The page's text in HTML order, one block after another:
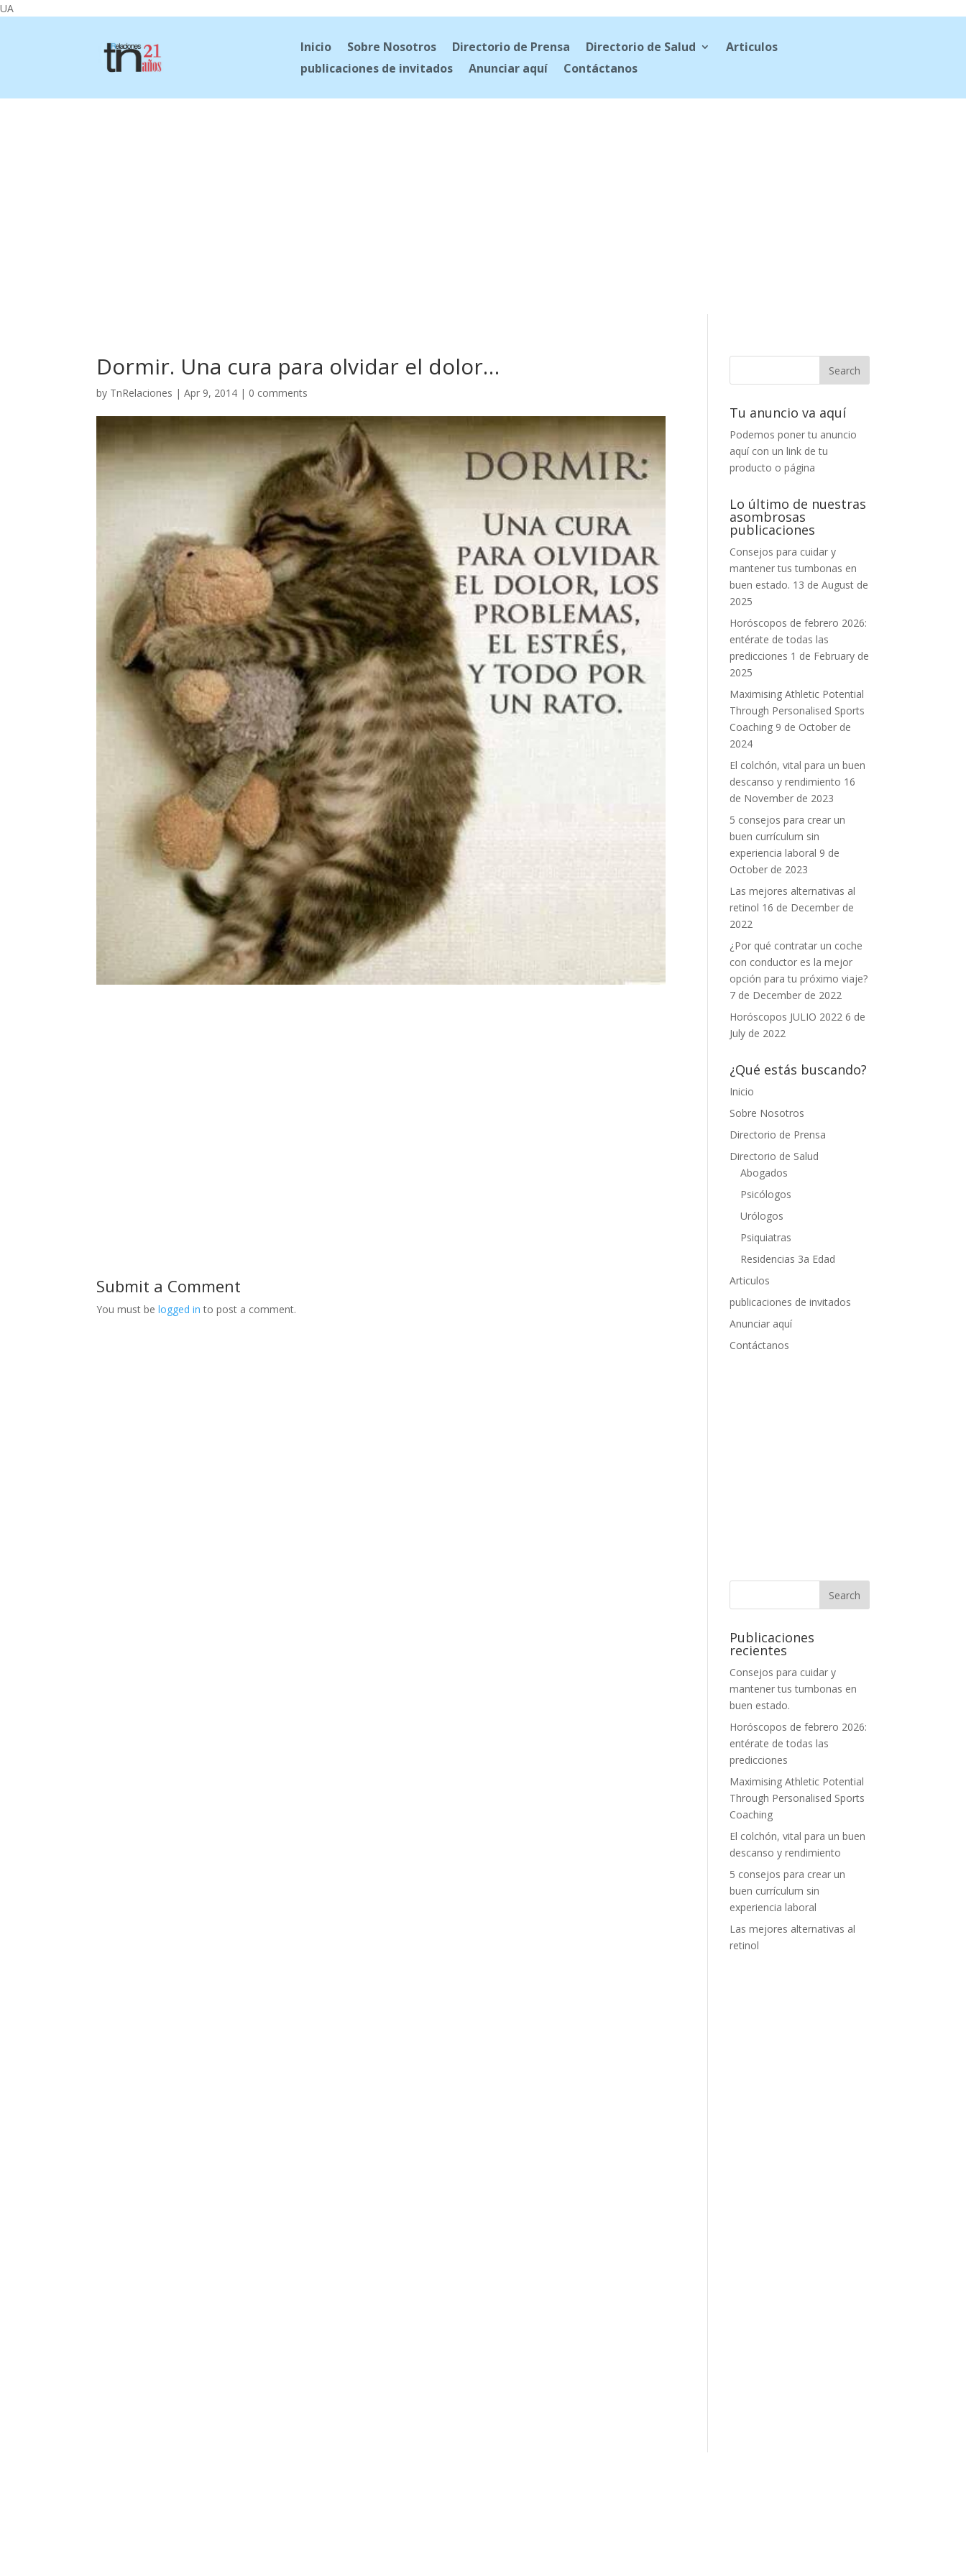
UA
Inicio Sobre Nosotros Directorio de Prensa Directorio de Salud
Articulos
publicaciones de invitados
Anunciar aquí Contáctanos
Dormir. Una cura para olvidar el dolor…
by TnRelaciones |Apr 9, 2014 | 0 comments
Submit a Comment
You must belogged in to post a comment.
Tu anuncio va aquí
Podemos poner tu anuncio
aquí con un link de tu
producto o página
Lo último de nuestras
asombrosas
publicaciones
Consejos para cuidar y
mantener tus tumbonas en
buen estado. 13 de August de
2025
Horóscopos de febrero 2026:
entérate de todas las
predicciones 1 de February de
2025
Maximising Athletic Potential
Through Personalised Sports
Coaching 9 de October de
2024
El colchón, vital para un buen
descanso y rendimiento 16
de November de 2023
5 consejos para crear un
buen currículum sin
experiencia laboral 9 de
October de 2023
Las mejores alternativas al
retinol 16 de December de
2022
¿Por qué contratar un coche
con conductor es la mejor
opción para tu próximo viaje?
7 de December de 2022
Horóscopos JULIO 2022 6 de
July de 2022
¿Qué estás buscando?
Inicio
Sobre Nosotros
Directorio de Prensa
Directorio de Salud
Abogados
Psicólogos
Urólogos
Psiquiatras
Residencias 3a Edad
Articulos
publicaciones de invitados
Anunciar aquí
Contáctanos
Publicaciones
recientes
Consejos para cuidar y
mantener tus tumbonas en
buen estado.
Horóscopos de febrero 2026:
entérate de todas las
predicciones
Maximising Athletic Potential
Through Personalised Sports
Coaching
El colchón, vital para un buen
descanso y rendimiento
5 consejos para crear un
buen currículum sin
experiencia laboral
Las mejores alternativas al
retinol